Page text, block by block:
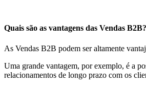
Quais são as vantagens das Vendas B2B?
As Vendas B2B podem ser altamente
Uma grande vantagem, por exemplo, é a
relacionamentos de longo prazo com os